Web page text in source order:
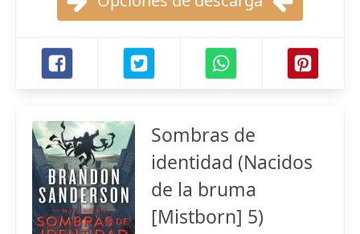
Sombras de
identidad (Nacidos
de la bruma
[Mistborn] 5)